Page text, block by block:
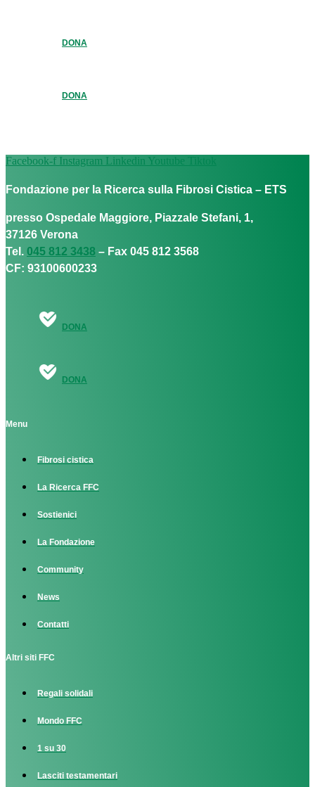
DONA
DONA
Facebook-f Instagram Linkedin Youtube Tiktok
Fondazione per la Ricerca sulla Fibrosi Cistica – ETS
presso Ospedale Maggiore, Piazzale Stefani, 1,
37126 Verona
Tel. 045 812 3438 – Fax 045 812 3568
CF: 93100600233
DONA
DONA
Menu
Fibrosi cistica
La Ricerca FFC
Sostienici
La Fondazione
Community
News
Contatti
Altri siti FFC
Regali solidali
Mondo FFC
1 su 30
Lasciti testamentari